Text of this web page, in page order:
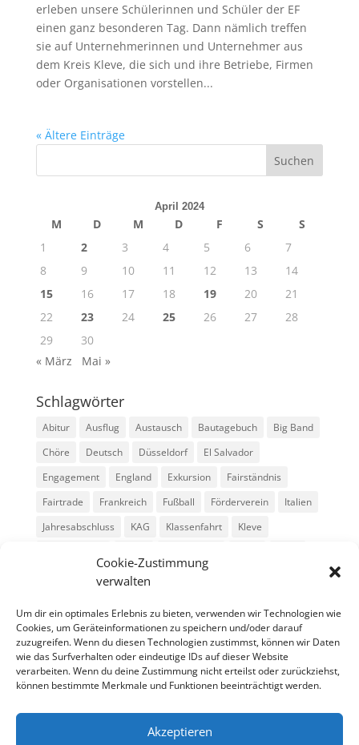
Cookie-Zustimmung
verwalten
Um dir ein optimales Erlebnis zu bieten, verwenden wir Technologien wie
Cookies, um Geräteinformationen zu speichern und/oder darauf
zuzugreifen. Wenn du diesen Technologien zustimmst, können wir Daten
wie das Surfverhalten oder eindeutige IDs auf dieser Website
verarbeiten. Wenn du deine Zustimmung nicht erteilst oder zurückziehst,
können bestimmte Merkmale und Funktionen beeinträchtigt werden.
Akzeptieren
erleben unsere Schülerinnen und Schüler der EF
einen ganz besonderen Tag. Dann nämlich treffen
sie auf Unternehmerinnen und Unternehmer aus
dem Kreis Kleve, die sich und ihre Betriebe, Firmen
oder Organisationen vorstellen...
« Ältere Einträge
April 2024
M D M D F S
S
1
2 3 4 5 6
7
8
9 10 11 12 13
14
15
16 17 18 19 20
21
22
23 24 25 26 27
28
29
30
« März
Mai »
Schlagwörter
Abitur Ausflug Austausch Bautagebuch
Big Band
Chöre
Deutsch Düsseldorf
El Salvador
Engagement
England Exkursion
Fairständnis
Fairtrade
Frankreich Fußball Förderverein
Italien
Jahresabschluss
KAG Klassenfahrt
Kleve
Musik
Sport
Stadtradeln SV
Tag der offenen Tür
Theater
USA Weihnachten WPU Xanten